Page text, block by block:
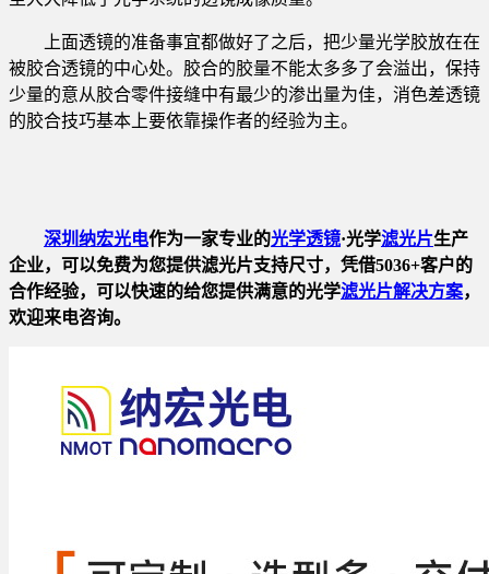
上面透镜的准备事宜都做好了之后，把少量光学胶放在在
被胶合透镜的中心处。胶合的胶量不能太多多了会溢出，保持
少量的意从胶合零件接缝中有最少的渗出量为佳，消色差透镜
的胶合技巧基本上要依靠操作者的经验为主。
深圳纳宏光电作为一家专业的光学透镜·光学滤光片生产
企业，可以免费为您提供滤光片支持尺寸，凭借5036+客户的
合作经验，可以快速的给您提供满意的光学滤光片解决方案，
欢迎来电咨询。